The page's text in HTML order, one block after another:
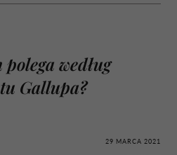
według
Gallupa?
29 MARCA 2021